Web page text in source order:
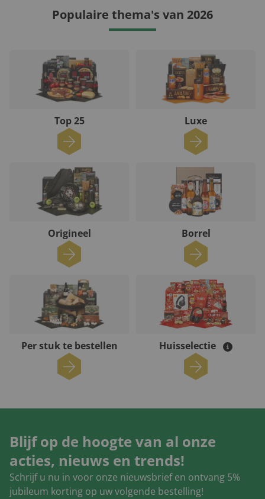
Populaire thema's van 2026
Top 25 Luxe
Origineel Borrel
Per stuk te bestellen Huisselectie
Blijf op de hoogte van al onze
acties, nieuws en trends!
Schrijf u nu in voor onze nieuwsbrief en ontvang 5%
jubileum korting op uw volgende bestelling!